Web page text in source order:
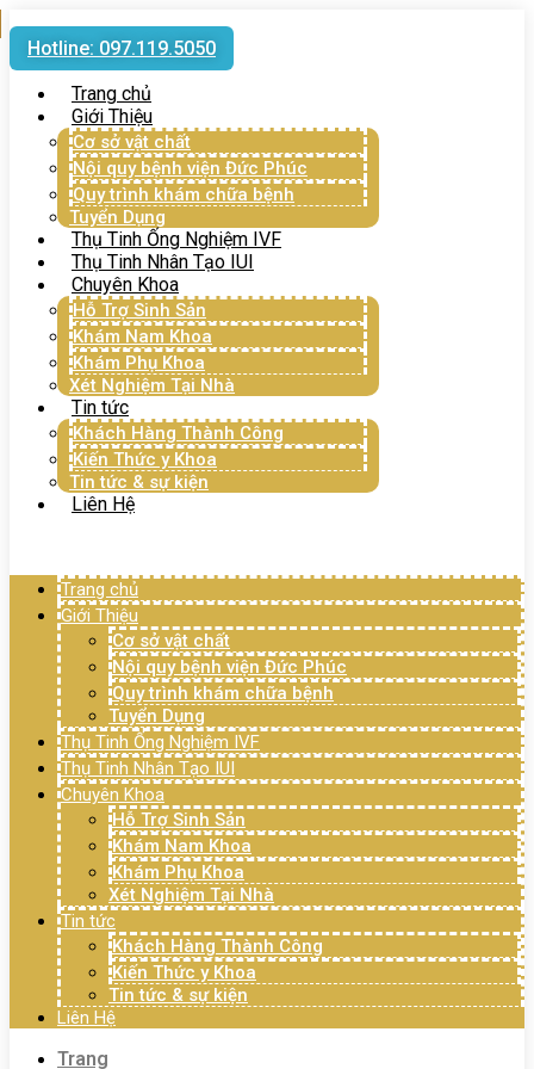
Hotline: 097.119.5050
Trang chủ
Giới Thiệu
Cơ sở vật chất
Nội quy bệnh viện Đức Phúc
Quy trình khám chữa bệnh
Tuyển Dụng
Thụ Tinh Ống Nghiệm IVF
Thụ Tinh Nhân Tạo IUI
Chuyên Khoa
Hỗ Trợ Sinh Sản
Khám Nam Khoa
Khám Phụ Khoa
Xét Nghiệm Tại Nhà
Tin tức
Khách Hàng Thành Công
Kiến Thức y Khoa
Tin tức & sự kiện
Liên Hệ
Trang chủ
Giới Thiệu
Cơ sở vật chất
Nội quy bệnh viện Đức Phúc
Quy trình khám chữa bệnh
Tuyển Dụng
Thụ Tinh Ống Nghiệm IVF
Thụ Tinh Nhân Tạo IUI
Chuyên Khoa
Hỗ Trợ Sinh Sản
Khám Nam Khoa
Khám Phụ Khoa
Xét Nghiệm Tại Nhà
Tin tức
Khách Hàng Thành Công
Kiến Thức y Khoa
Tin tức & sự kiện
Liên Hệ
Trang